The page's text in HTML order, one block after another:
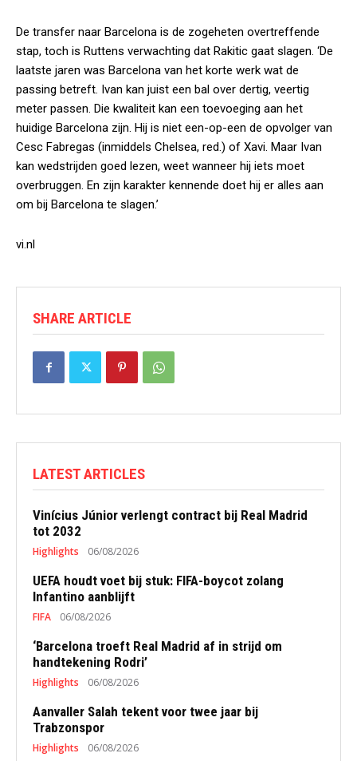
De transfer naar Barcelona is de zogeheten overtreffende
stap, toch is Ruttens verwachting dat Rakitic gaat slagen. ‘De
laatste jaren was Barcelona van het korte werk wat de
passing betreft. Ivan kan juist een bal over dertig, veertig
meter passen. Die kwaliteit kan een toevoeging aan het
huidige Barcelona zijn. Hij is niet een-op-een de opvolger van
Cesc Fabregas (inmiddels Chelsea, red.) of Xavi. Maar Ivan
kan wedstrijden goed lezen, weet wanneer hij iets moet
overbruggen. En zijn karakter kennende doet hij er alles aan
om bij Barcelona te slagen.’
vi.nl
SHARE ARTICLE
LATEST ARTICLES
Vinícius Júnior verlengt contract bij Real Madrid
tot 2032
Highlights 06/08/2026
UEFA houdt voet bij stuk: FIFA-boycot zolang
Infantino aanblijft
FIFA 06/08/2026
‘Barcelona troeft Real Madrid af in strijd om
handtekening Rodri’
Highlights 06/08/2026
Aanvaller Salah tekent voor twee jaar bij
Trabzonspor
Highlights 06/08/2026